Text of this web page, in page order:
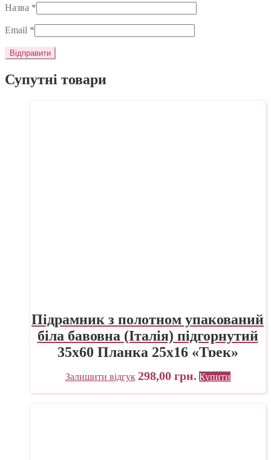
Назва *
Email *
Супутні товари
Підрамник з полотном упакований
біла бавовна (Італія) підгорнутий
35х60 Планка 25х16 «Трек»
Україна
Залишити відгук 298,00 грн. Купити